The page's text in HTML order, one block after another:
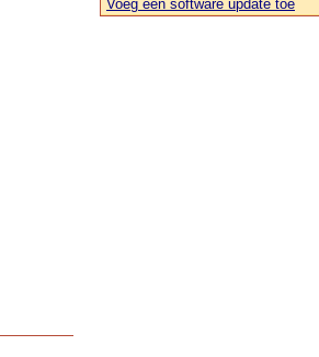
Voeg een software update toe